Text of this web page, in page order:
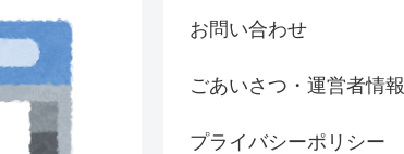
お問い合わせ
ごあいさつ・運営者情報
プライバシーポリシー